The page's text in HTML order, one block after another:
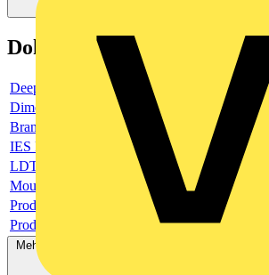
Dokumente
Deeplink product page
Dimensioned drawing url
Brand logo
IES File url
LDT file url
Mounting instruction url
Product data sheet pdf format
Product data sheet url
Mehr anzeigen